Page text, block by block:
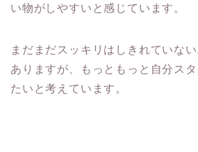
い物がしやすいと感じています。
まだまだスッキリはしきれていな
ありますが、もっともっと自分ス
たいと考えています。